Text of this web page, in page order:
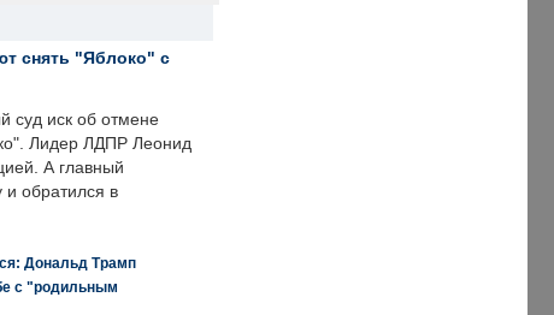
снять "Яблоко" с
суд иск об отмене
Лидер ЛДПР Леонид
А главный
и обратился в
Дональд Трамп
с "родильным